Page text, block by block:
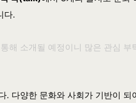
다.
해 소개될 예정이니 많은 관심 부
. 다양한 문화와 사회가 기반이 되